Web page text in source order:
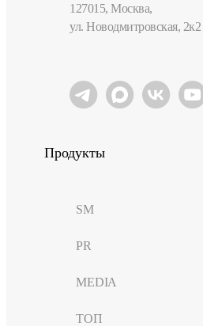
127015, Москва,
ул. Новодмитровская, 2к2
Продукты
SM
PR
MEDIA
ТОП